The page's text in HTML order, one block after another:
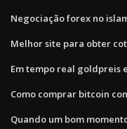
Negociação forex no
Melhor site para obter
Em tempo real goldpreis
Como comprar bitcoin
Quando um bom